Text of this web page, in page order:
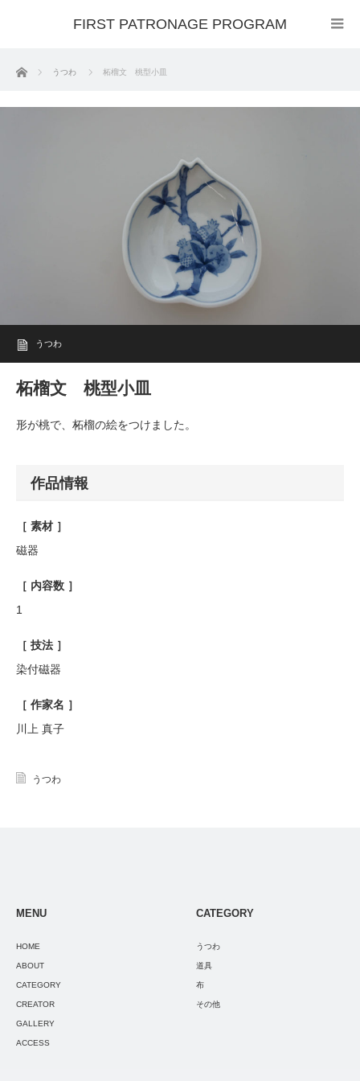
FIRST PATRONAGE PROGRAM
ホーム うつわ 柘榴文 桃型小皿
うつわ
柘榴文 桃型小皿
形が桃で、柘榴の絵をつけました。
作品情報
［ 素材 ］
磁器
［ 内容数 ］
1
［ 技法 ］
染付磁器
［ 作家名 ］
川上 真子
うつわ
MENU
HOME
ABOUT
CATEGORY
CREATOR
GALLERY
ACCESS
CATEGORY
うつわ
道具
布
その他